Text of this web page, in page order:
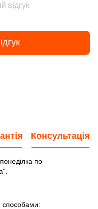
відгук
Консультація
по
способами: